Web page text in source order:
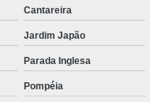
Cantareira
Jardim Japão
Parada Inglesa
Pompéia